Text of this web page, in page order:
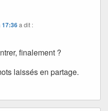
17:36a dit :
finalement ?
laissés en partage.